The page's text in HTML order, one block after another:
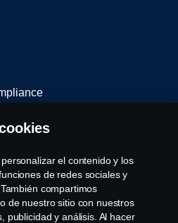
el contenido y los
de redes sociales y
compartimos
de nuestro sitio con nuestros
publicidad y análisis. Al hacer